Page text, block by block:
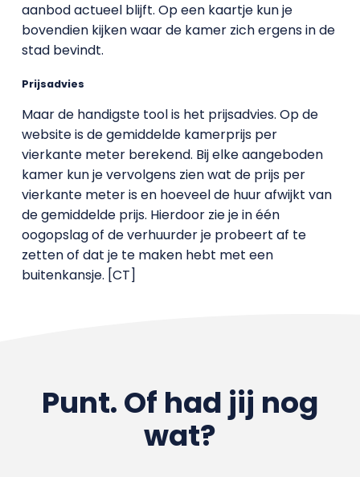
aanbod actueel blijft. Op een kaartje kun je
bovendien kijken waar de kamer zich ergens in de
stad bevindt.
Prijsadvies
Maar de handigste tool is het prijsadvies. Op de
website is de gemiddelde kamerprijs per
vierkante meter berekend. Bij elke aangeboden
kamer kun je vervolgens zien wat de prijs per
vierkante meter is en hoeveel de huur afwijkt van
de gemiddelde prijs. Hierdoor zie je in één
oogopslag of de verhuurder je probeert af te
zetten of dat je te maken hebt met een
buitenkansje. [CT]
Punt. Of had jij nog
wat?